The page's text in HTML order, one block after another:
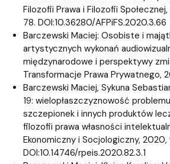
Filozofii Prawa i Filozofii
78. DOI:10.36280/AFPiFS.2020.3.66
Barczewski Maciej: Osobiste i
artystycznych wykonań
międzynarodowe i perspektywy
Transformacje Prawa Prywatnego,
Barczewski Maciej, Sykuna
19: wielopłaszczyznowość
szczepionek i innych produktów
filozofii prawa własności
Ekonomiczny i Socjologiczny, 2020,
DOI:10.14746/rpeis.2020.82.3.1